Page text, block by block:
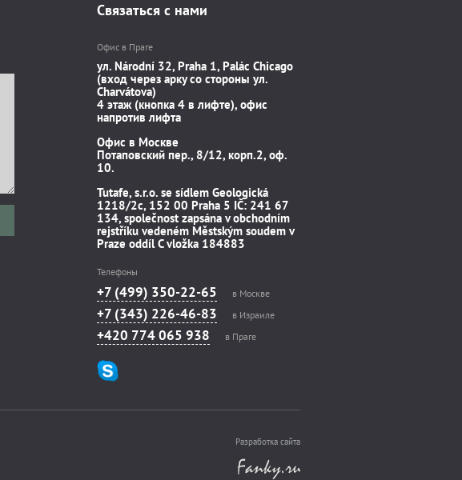
Связаться с нами
Офис в Праге
ул. Národní 32, Praha 1, Palác Chicago
(вход через арку со стороны ул.
Charvátova)
4 этаж (кнопка 4 в лифте), офис
напротив лифта
Офис в Москве
Потаповский пер., 8/12, корп.2, оф.
10.
Tutafe, s.r.o. se sídlem Geologická
1218/2c, 152 00 Praha 5 IČ: 241 67
134, společnost zapsána v obchodním
rejstříku vedeném Městským soudem v
Praze oddíl C vložka 184883
Телефоны
+7 (499) 350-22-65 в Москве
+7 (343) 226-46-83 в Израиле
+420 774 065 938 в Праге
Разработка сайта